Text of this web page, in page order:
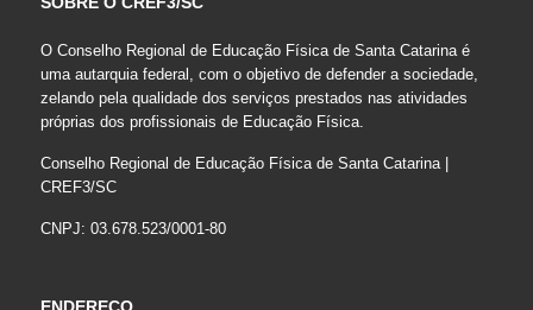
O Conselho Regional de Educação Física de Santa Catarina é
uma autarquia federal, com o objetivo de defender a sociedade,
zelando pela qualidade dos serviços prestados nas atividades
próprias dos profissionais de Educação Física.
Conselho Regional de Educação Física de Santa Catarina |
CREF3/SC
CNPJ: 03.678.523/0001-80